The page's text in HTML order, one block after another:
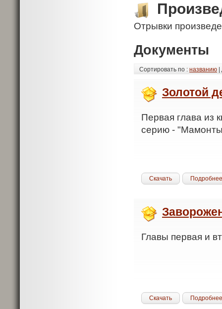
Отрывки
Документы
Сортировать по : названию
Золотой
Первая глава из
серию -
Скачать Подробнее
Главы первая и
Скачать Подробнее